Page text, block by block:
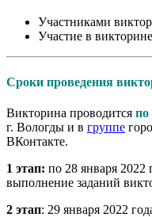
Участниками
Участие в
Сроки проведения
Викторина проводится по
г. Вологды и в группе
ВКонтакте.
1 этап: по 28 января 2022
выполнение заданий
2 этап: 29 января 2022